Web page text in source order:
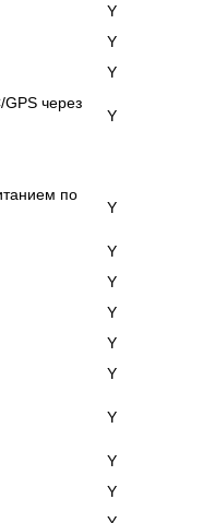
Y
Y
Y
через
Y
по
Y
Y
Y
Y
Y
Y
Y
Y
Y